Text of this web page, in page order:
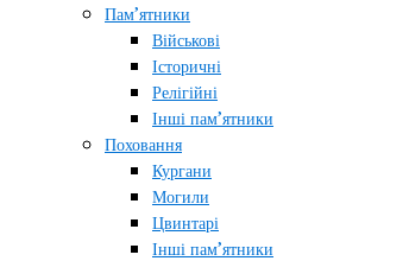
Пам’ятники
Військові
Історичні
Релігійні
Інші пам’ятники
Поховання
Кургани
Могили
Цвинтарі
Інші пам’ятники